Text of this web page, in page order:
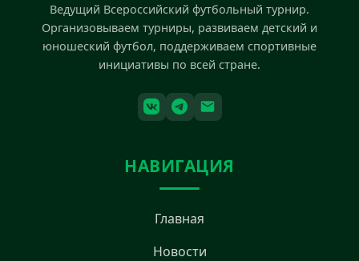
Ведущий Всероссийский футбольный турнир.
Организовываем турниры, развиваем детский и
юношеский футбол, поддерживаем спортивные
инициативы по всей стране.
НАВИГАЦИЯ
Главная
Новости